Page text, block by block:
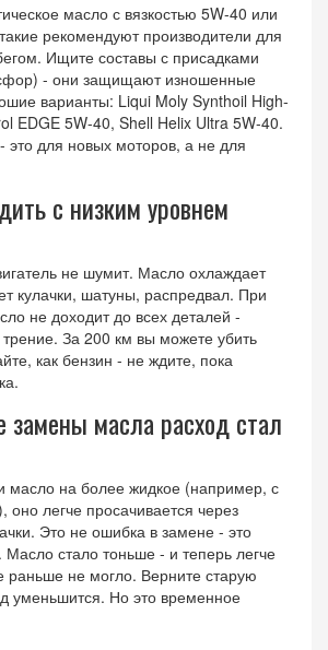
масло с вязкостью 5W-40 или
рекомендуют производители для
Ищите составы с присадками
- они защищают изношенные
варианты: Liqui Moly Synthoil High-
EDGE 5W-40, Shell Helix Ultra 5W-40.
это для новых моторов, а не для
с низким уровнем
не шумит. Масло охлаждает
кулачки, шатуны, распредвал. При
не доходит до всех деталей -
трение. За 200 км вы можете убить
как бензин - не ждите, пока
замены масла расход стал
масло на более жидкое (например, с
оно легче просачивается через
Это не ошибка в замене - это
Масло стало тоньше - и теперь легче
раньше не могло. Верните старую
уменьшится. Но это временное